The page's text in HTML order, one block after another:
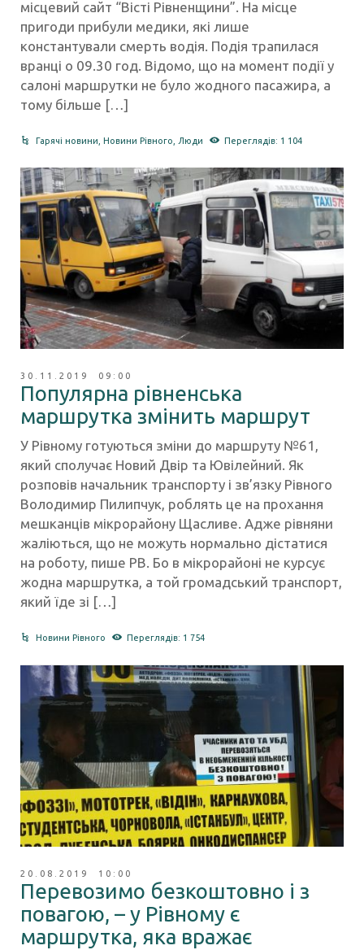
місцевий сайт “Вісті Рівненщини”. На місце
пригоди прибули медики, які лише
константували смерть водія. Подія трапилася
вранці о 09.30 год. Відомо, що на момент події у
салоні маршрутки не було жодного пасажира, а
тому більше […]
Гарячі новини ,Новини Рівного Люди Переглядів: 1 104
30.11.2019 09:00
Популярна рівненська
маршрутка змінить маршрут
У Рівному готуються зміни до маршруту №61,
який сполучає Новий Двір та Ювілейний. Як
розповів начальник транспорту і зв’язку Рівного
Володимир Пилипчук, роблять це на прохання
мешканців мікрорайону Щасливе. Адже рівняни
жаліються, що не можуть нормально дістатися
на роботу, пише РВ. Бо в мікрорайоні не курсує
жодна маршрутка, а той громадський транспорт,
який їде зі […]
Новини Рівного Переглядів: 1 754
20.08.2019 10:00
Перевозимо безкоштовно і з
повагою, – у Рівному є
маршрутка, яка вражає